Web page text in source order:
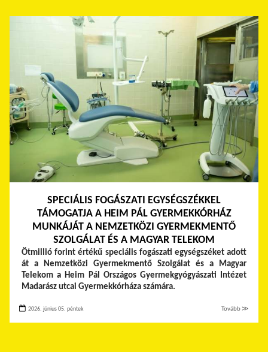
SPECIÁLIS FOGÁSZATI EGYSÉGSZÉKKEL
TÁMOGATJA A HEIM PÁL GYERMEKKÓRHÁZ
MUNKÁJÁT A NEMZETKÖZI GYERMEKMENTŐ
SZOLGÁLAT ÉS A MAGYAR TELEKOM
Ötmillió forint értékű speciális fogászati egységszéket adott
át a Nemzetközi Gyermekmentő Szolgálat és a Magyar
Telekom a Heim Pál Országos Gyermekgyógyászati Intézet
Madarász utcai Gyermekkórháza számára.
2026. június 05. péntek Tovább ≫